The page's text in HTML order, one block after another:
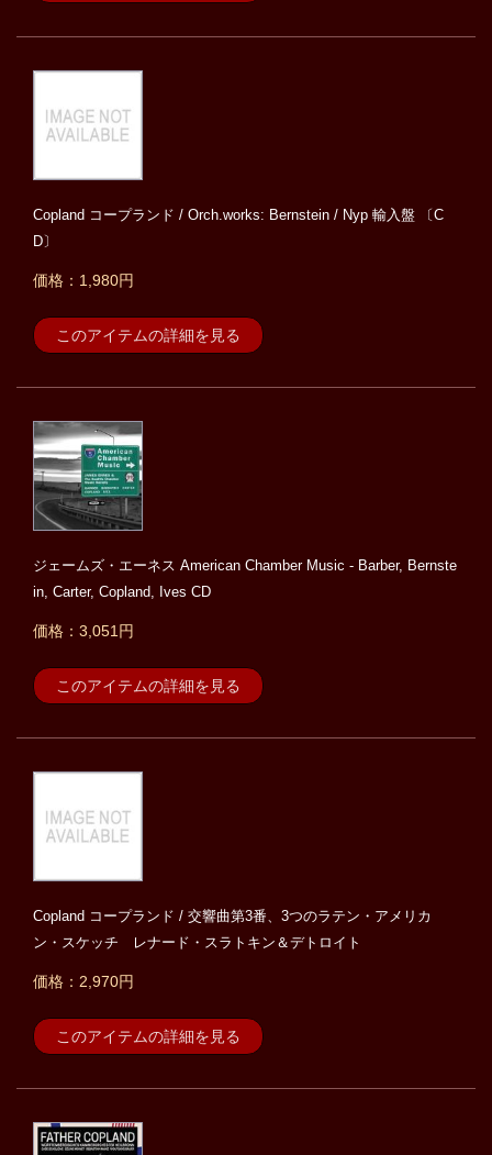
Copland コープランド / Orch.works: Bernstein / Nyp 輸入盤 〔C
D〕
価格：1,980円
このアイテムの詳細を見る
ジェームズ・エーネス American Chamber Music - Barber, Bernste
in, Carter, Copland, Ives CD
価格：3,051円
このアイテムの詳細を見る
Copland コープランド / 交響曲第3番、3つのラテン・アメリカ
ン・スケッチ レナード・スラトキン＆デトロイト
価格：2,970円
このアイテムの詳細を見る